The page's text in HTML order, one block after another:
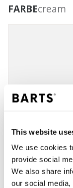
This website
We use cookies
provide social
We also share
our social
FARBEcream